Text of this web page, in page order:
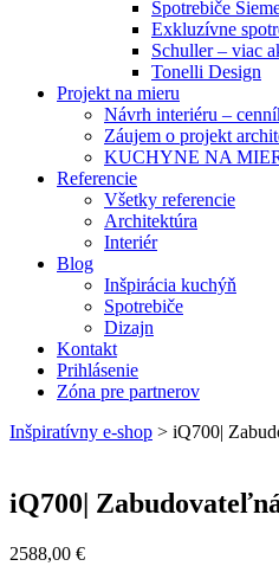
Spotrebiče
Exkluzívne
Schuller – viac
Tonelli Design
Projekt na mieru
Návrh interiéru –
Záujem o projekt
KUCHYNE NA
Referencie
Všetky referencie
Architektúra
Interiér
Blog
Inšpirácia kuchýň
Spotrebiče
Dizajn
Kontakt
Prihlásenie
Zóna pre partnerov
Inšpiratívny e-shop > iQ700|
iQ700|
2588,00 €